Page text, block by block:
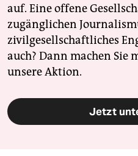
auf. Eine offene
zugänglichen
zivilgesellschaftliches
auch? Dann machen Sie
unsere Aktion.
Jetzt